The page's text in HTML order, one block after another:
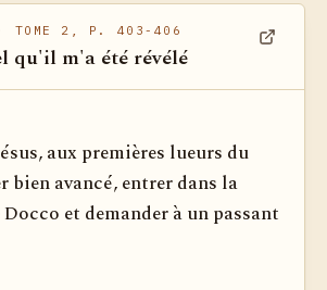
TOME 2, P. 403-406
qu'il m'a été révélé
aux premières lueurs du
bien avancé, entrer dans la
et demander à un passant